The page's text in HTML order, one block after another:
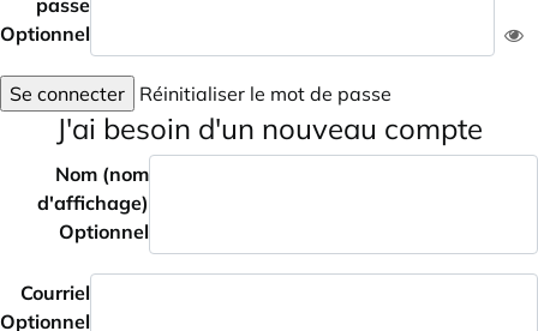
passe
Optionnel
Se connecter Réinitialiser le mot de passe
J'ai besoin d'un nouveau compte
Nom (nom
d'affichage)
Optionnel
Courriel
Optionnel